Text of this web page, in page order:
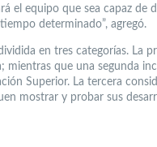
el equipo que sea capaz de
determinado”, agregó.
en tres categorías. La
mientras que una segunda
Superior. La tercera
mostrar y probar sus